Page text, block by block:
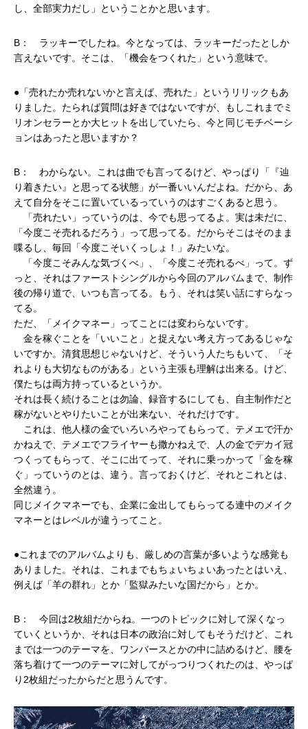
し、全部実力だし」ということかと思います。
B： ラッキーでしたね。今となっては、ラッキーだったとしか
言えないです。そこは、「機会をつくれた」という意味で。
●「売れたか売れないかと言えば、売れた」というリリックもあ
りました。たられば質問は好きではないですが、もしこれまでミ
リオンセラーとか大ヒットを出していたら、今と同じモチベーシ
ョンはあったと思いますか？
B： わからない。これは曲でも言ってるけど、やっぱり「『辿
り着きたい』と思ってる状態」が一番いいんだよね。だから、あ
えて自分をそこに置いているっていうのはすごくあると思う。
「売れたい」っていうのは、今でも思ってるよ。実は未だに、
「今度こそ売れるだろう」って思ってる。だからそこはそのまま
喋るし、毎回「今度こそいくっしょ！」みたいな。
「今度こそみんな気づくべ」、「今度こそ売れるべ」って。ず
っと、それはファーストシングルから今回のアルバムまで、制作
後の帰り道で、いつも言ってる。もう、それは笑い話にすらなっ
てる。
ただ、「メイクマネー」ってことには変わらないです。
金を稼ぐことを「いいこと」と捉えない考え方ってあるじゃな
いですか。清貧思想じゃないけど、そういう人たちもいて、「そ
れよりも大切なものがある」という主張も理解は出来る。けど、
僕たちは両方持っているというか。
それは長く続けることは勿論、録音するにしても、自主制作だと
稼がないとやりたいことが出来ない、それだけです。
これは、他人様の金でいろいろやってもらって、テメエで汗か
かねえで、テメエでフライヤーも撒かねえで、人の金でデカイ冠
つくってもらって、そこに出てって、それに乗っかって「金を稼
ぐ」っていうのとは、違う。言っておくけど、それとこれとは、
全然違う。
同じメイクマネーでも、企業に金出してもらってる連中のメイク
マネーとはレベルが違うってこと。
●これまでのアルバムよりも、厳しめの言葉が多いような感覚も
ありました。それは、これまでもちょいちょいあったとはいえ、
例えば「羊の群れ」とか「監獄みたいな国だから」とか。
B： 今回は2枚組だからね。一つのトピックに対して深くなっ
ていくというか、それは日本の政治に対してもそうだけど、これ
までは一つのテーマを、ワンバースとかの中に詰めるけど、腰を
落ち着けて一つのテーマに対してがっつりつくれたのは、やっぱ
り2枚組だったからだと思うんです。